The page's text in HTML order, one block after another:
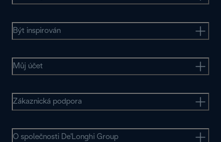
Být inspirován
Můj účet
Zákaznická podpora
O společnosti De'Longhi Group